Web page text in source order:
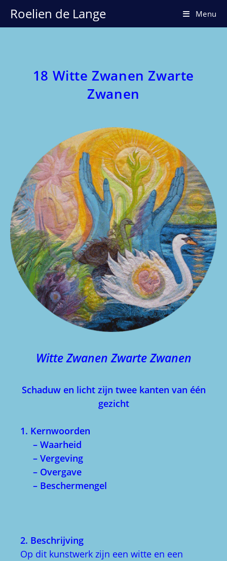
naar
inhoud
Roelien de Lange Menu
18 Witte Zwanen Zwarte
Zwanen
Witte Zwanen Zwarte Zwanen
Schaduw en licht zijn twee kanten van één
gezicht
1. Kernwoorden
– Waarheid
– Vergeving
– Overgave
– Beschermengel
2. Beschrijving
Op dit kunstwerk zijn een witte en een